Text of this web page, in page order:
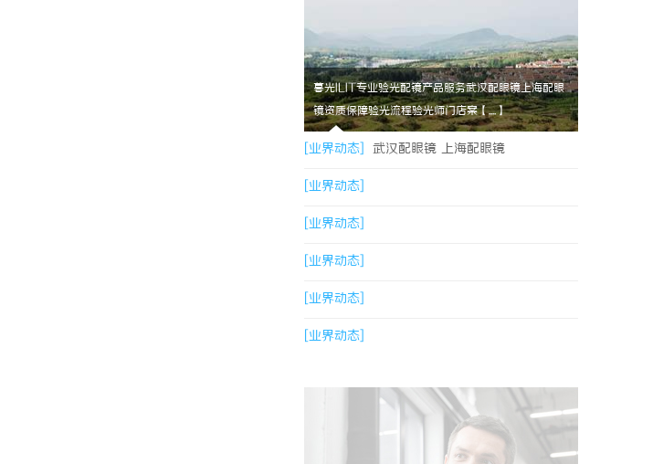
暮光ILIT专业验光配镜产品服务武汉配眼镜上海配眼
镜资质保障验光流程验光师门店案【....】
[业界动态] 武汉配眼镜 上海配眼镜
[业界动态]
[业界动态]
[业界动态]
[业界动态]
[业界动态]